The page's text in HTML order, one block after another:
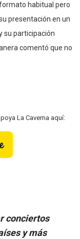
habitual pero
presentación en un
su participación
comentó que no
La Caverna aquí:
conciertos
y más